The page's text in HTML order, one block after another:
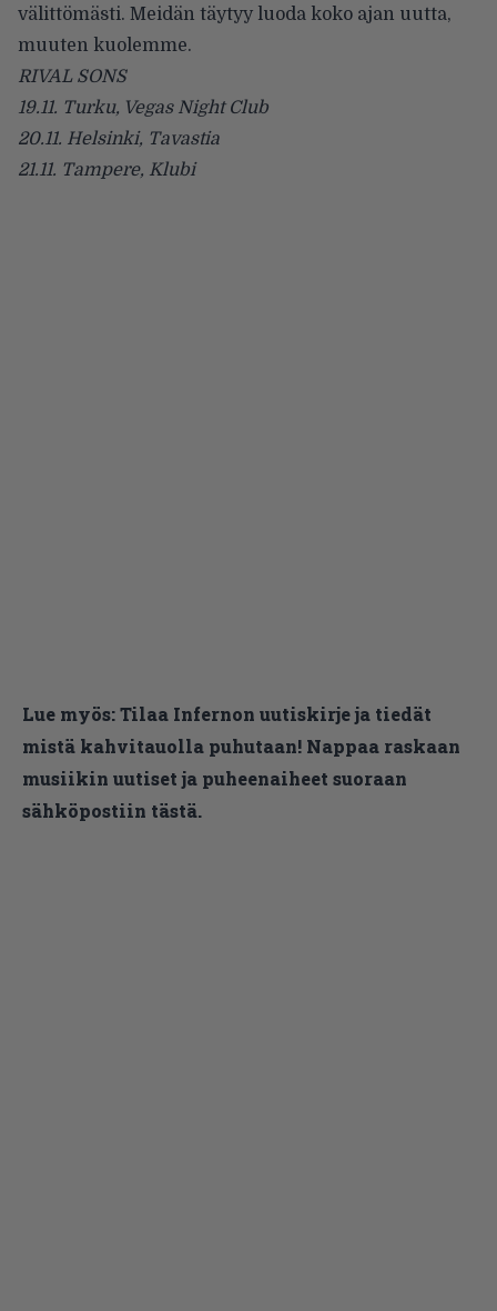
välittömästi. Meidän täytyy luoda koko ajan uutta,
muuten kuolemme.
RIVAL SONS
19.11. Turku, Vegas Night Club
20.11. Helsinki, Tavastia
21.11. Tampere, Klubi
Lue myös:Tilaa Infernon uutiskirje ja tiedät
mistä kahvitauolla puhutaan! Nappaa raskaan
musiikin uutiset ja puheenaiheet suoraan
sähköpostiin tästä.